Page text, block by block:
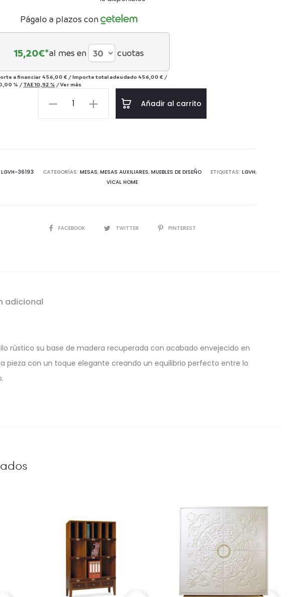
Págalo a plazos con
15,20€*al mes en cuotas
a financiar 456,00 € / Importe total adeudado 456,00 € /
% / TAE10,92 % /Ver más
RECUPERADA
Añadir al carrito
LGVH-36193 CATEGORÍAS: MESAS, MESAS AUXILIARES, MUEBLES DE DISEÑO ETIQUETAS: LGVH,
VICAL HOME
COMPARTIR
FACEBOOK TWITTER PINTEREST
adicional
rústico su base de madera recuperada con acabado envejecido en
pieza con un toque elegante creando un equilibrio perfecto entre lo